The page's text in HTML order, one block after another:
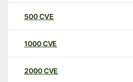
500CVE
1000CVE
2000CVE